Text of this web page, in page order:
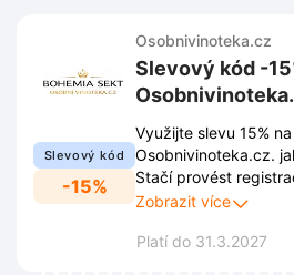
Slevový kód
-15%
Osobnivinoteka.cz
Slevový kód -
Využijte slevu 15%
Osobnivinoteka.cz.
Stačí provést
shopu. Po úspěšné
lze následně uplatnit
Zobrazit více
Platí do 31.3.2027